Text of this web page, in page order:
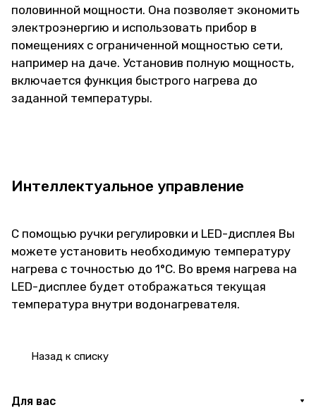
половинной мощности. Она позволяет экономить
электроэнергию и использовать прибор в
помещениях с ограниченной мощностью сети,
например на даче. Установив полную мощность,
включается функция быстрого нагрева до
заданной температуры.
Интеллектуальное управление
С помощью ручки регулировки и LED-дисплея Вы
можете установить необходимую температуру
нагрева с точностью до 1°C. Во время нагрева на
LED-дисплее будет отображаться текущая
температура внутри водонагревателя.
Назад к списку
Для вас